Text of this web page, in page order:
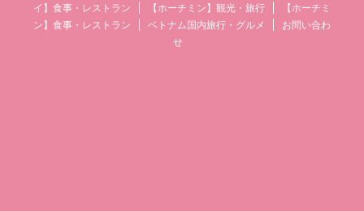
イ】食事・レストラン
【ホーチミン】観光・旅行
【ホーチミ
ン】食事・レストラン
ベトナム国内旅行・グルメ
お問い合わ
せ